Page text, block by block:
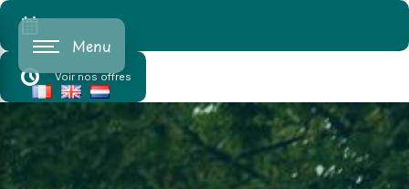
Voir nos offres
Menu
Cookies beheer paneel